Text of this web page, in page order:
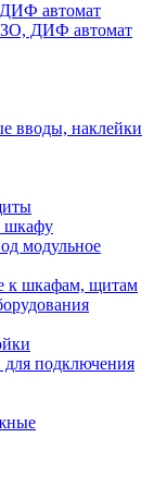
автомат
ДИФ автомат
вводы, наклейки
шкафу
модульное
к шкафам, щитам
подключения